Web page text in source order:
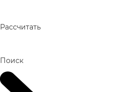
Рассчитать
Поиск